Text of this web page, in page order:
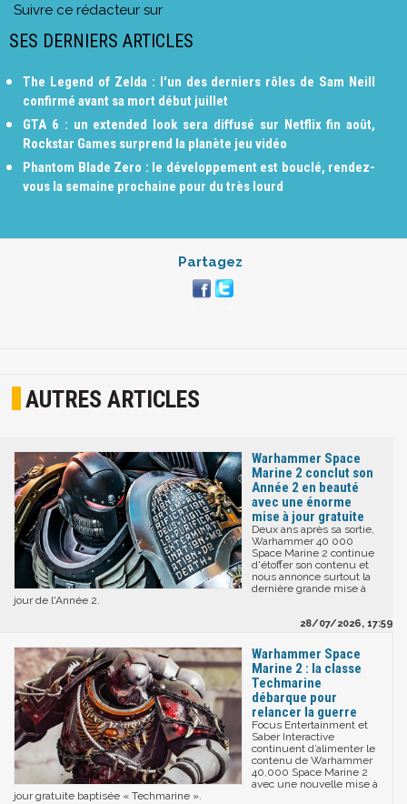
Suivre ce rédacteur sur
SES DERNIERS ARTICLES
The Legend of Zelda : l'un des derniers rôles de Sam Neill
confirmé avant sa mort début juillet
GTA 6 : un extended look sera diffusé sur Netflix fin août,
Rockstar Games surprend la planète jeu vidéo
Phantom Blade Zero : le développement est bouclé, rendez-
vous la semaine prochaine pour du très lourd
Partagez
AUTRES ARTICLES
Warhammer Space
Marine 2 conclut son
Année 2 en beauté
avec une énorme
mise à jour gratuite
Deux ans après sa sortie,
Warhammer 40 000
Space Marine 2 continue
d'étoffer son contenu et
nous annonce surtout la
dernière grande mise à
jour de l'Année 2.
28/07/2026, 17:59
Warhammer Space
Marine 2 : la classe
Techmarine
débarque pour
relancer la guerre
Focus Entertainment et
Saber Interactive
continuent d’alimenter le
contenu de Warhammer
40,000 Space Marine 2
avec une nouvelle mise à
jour gratuite baptisée « Techmarine ».